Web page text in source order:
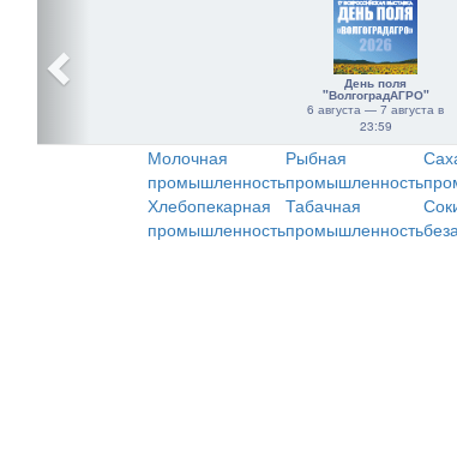
День поля
"ВолгоградАГРО"
6 августа — 7 августа в
23:59
Молочная
промышленность
Рыбная
промышленность
Хлебопекарная
промышленность
Табачная
промышленность